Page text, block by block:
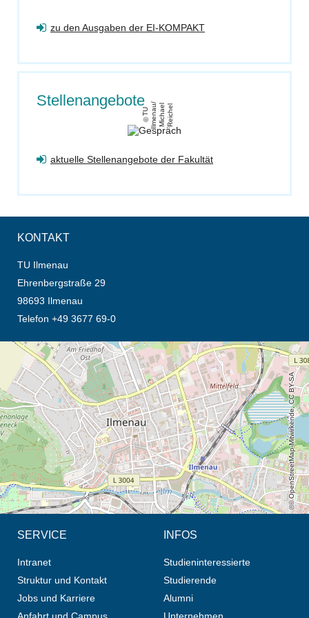
zu den Ausgaben der EI-KOMPAKT
Stellenangebote
T
U
Il
m
e
n
a u
/
Mi
c
h
a el
R
ei
c
h el
aktuelle Stellenangebote der Fakultät
KONTAKT
TU Ilmenau
Ehrenbergstraße 29
98693 Ilmenau
Telefon +49 3677 69-0
Öffnet die Anfahrtsbeschreibung in neuem Tab (Karte)
© OpenStreetMap-Mitwirkende, CC BY-SA
SERVICE
Intranet
Struktur und Kontakt
Jobs und Karriere
INFOS
Studieninteressierte
Studierende
Alumni